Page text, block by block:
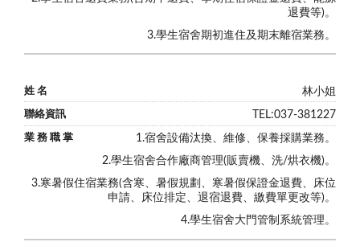
退費等)。
3.學生宿舍期初進住及期末離宿業務。
林小姐
TEL:037-381227
1.宿舍設備汰換、維修、保養採購業務。
2.學生宿舍合作廠商管理(販賣機、洗/烘衣機)。
3.寒暑假住宿業務(含寒、暑假規劃、 寒暑假保證金退費、床位
申請、床位排定、退宿退費、繳費單更改等)。
4.學生宿舍大門管制系統管理。